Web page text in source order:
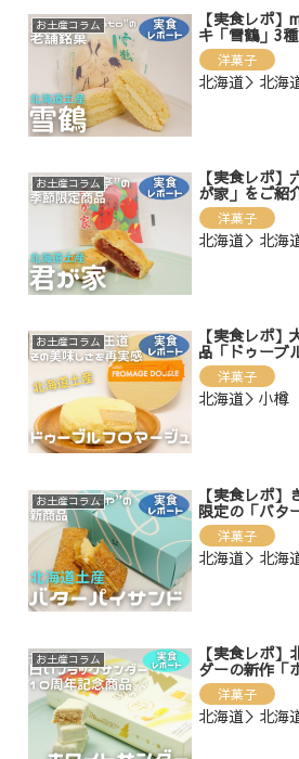
お土産コラム 【実食レポ
キ「雪鶴」3
洋菓子
北海道＞北海
お土産コラム 【実食レポ
が家」をご紹
洋菓子
北海道＞北
お土産コラム 【実食レポ
品「ドゥーブ
洋菓子
北海道＞小樽
お土産コラム 【実食レポ
限定の「バタ
洋菓子
北海道＞北
お土産コラム 【実食レポ
ダーの新作「
洋菓子
北海道＞北